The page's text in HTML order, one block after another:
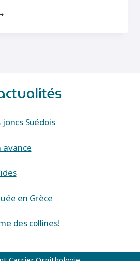
Suédois
avance
en Grèce
des collines!